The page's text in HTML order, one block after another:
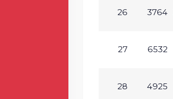
26 3764
27 6532
28 4925